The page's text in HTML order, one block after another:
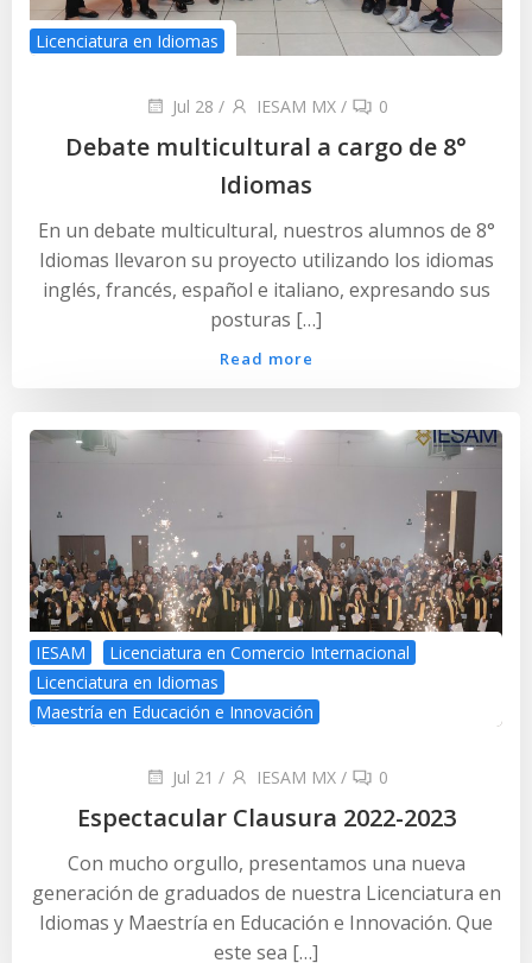
Licenciatura en Idiomas
Jul 28 / IESAM MX / 0
Debate multicultural a cargo de 8°
Idiomas
En un debate multicultural, nuestros alumnos de 8°
Idiomas llevaron su proyecto utilizando los idiomas
inglés, francés, español e italiano, expresando sus
posturas […]
Read more
IESAM
Licenciatura en Comercio Internacional
Licenciatura en Idiomas
Maestría en Educación e Innovación
Jul 21 / IESAM MX / 0
Espectacular Clausura 2022-2023
Con mucho orgullo, presentamos una nueva
generación de graduados de nuestra Licenciatura en
Idiomas y Maestría en Educación e Innovación. Que
este sea […]